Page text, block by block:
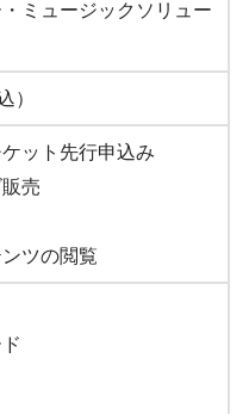
ミュージックソリュー
）
ット先行申込み
売
ツの閲覧